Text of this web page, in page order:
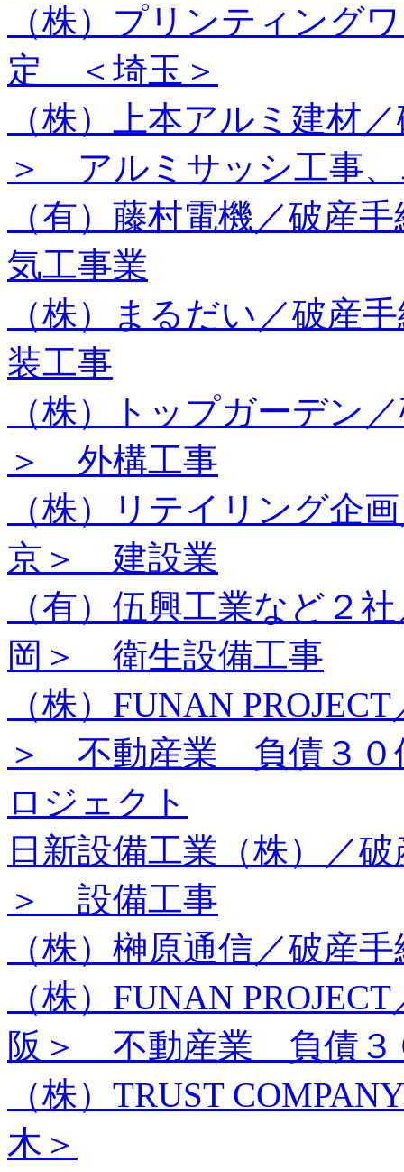
（株）プリンティング
定 ＜埼玉＞
（株）上本アルミ建材
＞ アルミサッシ工事
（有）藤村電機／破
気工事業
（株）まるだい／破
装工事
（株）トップガーデン
＞ 外構工事
（株）リテイリング企
京＞ 建設業
（有）伍興工業など２
岡＞ 衛生設備工事
（株）FUNAN
＞ 不動産業 負債３
ロジェクト
日新設備工業（株）／
＞ 設備工事
（株）榊原通信／破産
（株）FUNAN
阪＞ 不動産業 負債３
（株）TRUST
木＞